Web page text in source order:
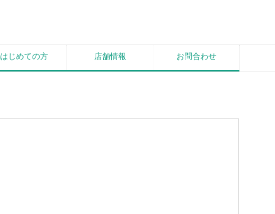
はじめての方 店舗情報 お問合わせ